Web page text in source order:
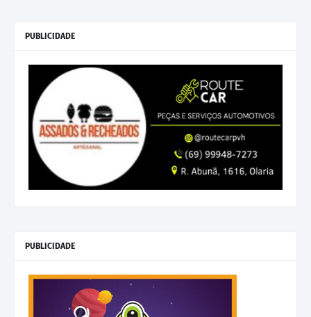
PUBLICIDADE
PUBLICIDADE